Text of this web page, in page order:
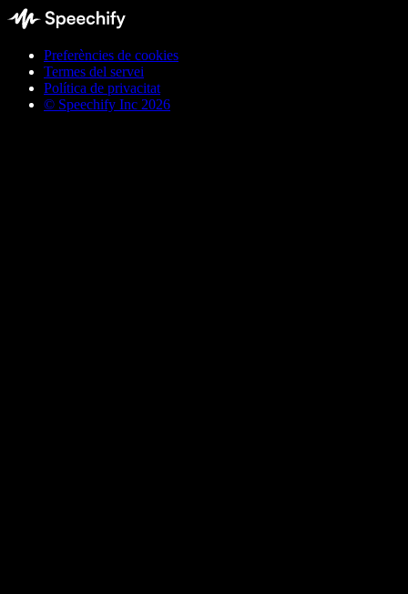
Preferències de cookies
Termes del servei
Política de privacitat
© Speechify Inc 2026